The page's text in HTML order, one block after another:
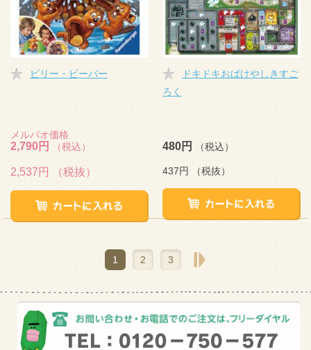
ビリー・ビーバー
メルパオ価格
2,790円 （税込）
2,537円 （税抜）
ドキドキおばけやしきすご
ろく
480円 （税込）
437円 （税抜）
1 2 3